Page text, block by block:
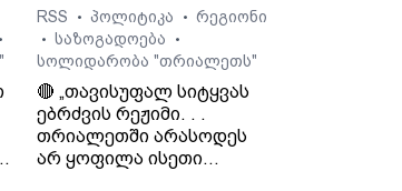
•
RSS
• პოლიტიკა • რეგიონი
• საზოგადოება •
სოლიდარობა "თრიალეთს"
🔴 „თავისუფალ სიტყვას
ებრძვის რეჟიმი. . .
თრიალეთში არასოდეს
არ ყოფილა ისეთი